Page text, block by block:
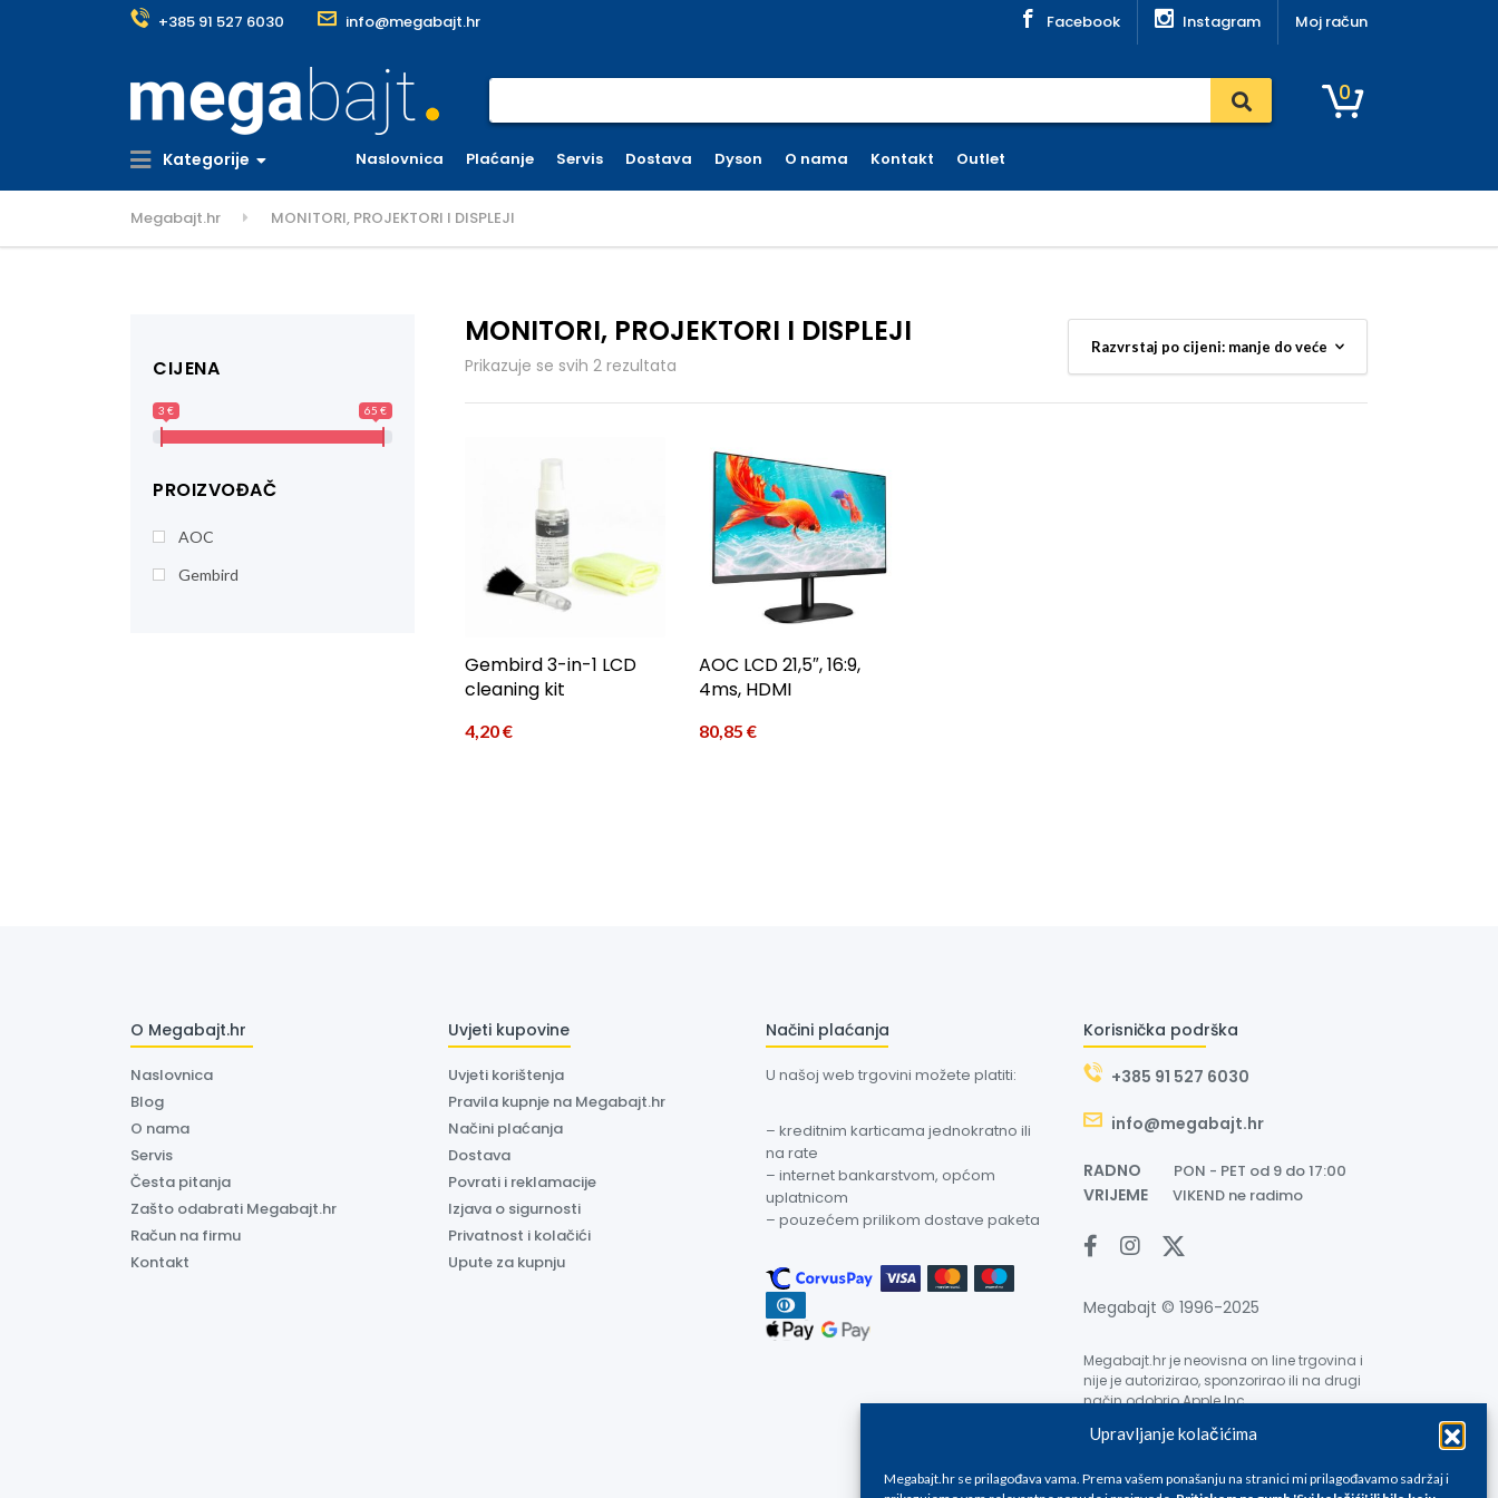
Upravljanje kolačićima
Megabajt.hr se prilagođava vama. Prema vašem ponašanju na stranici mi prilagođavamo sadržaj i
+385 91 527 6030 info@megabajt.hr Facebook Instagram Moj račun
0
Kategorije Naslovnica Plaćanje Servis Dostava Dyson O nama Kontakt Outlet
Megabajt.hr MONITORI, PROJEKTORI I DISPLEJI
MONITORI, PROJEKTORI I DISPLEJI
Prikazuje se svih 2 rezultata
Gembird 3-in-1 LCD
cleaning kit
4,20€
AOC LCD 21,5″, 16:9,
4ms, HDMI
80,85 €
CIJENA
3 € 65 €
PROIZVOĐAČ
AOC
Gembird
O Megabajt.hr
Naslovnica
Blog
O nama
Servis
Česta pitanja
Zašto odabrati Megabajt.hr
Račun na firmu
Kontakt
Uvjeti kupovine
Uvjeti korištenja
Pravila kupnje na Megabajt.hr
Načini plaćanja
Dostava
Povrati i reklamacije
Izjava o sigurnosti
Privatnost i kolačići
Upute za kupnju
Načini plaćanja
U našoj web trgovini možete platiti:
– kreditnim karticama jednokratno ili
na rate
– internet bankarstvom, općom
uplatnicom
– pouzećem prilikom dostave paketa
Korisnička podrška
+385 91 527 6030
info@megabajt.hr
RADNO PON - PET od 9 do 17:00
VRIJEME VIKEND ne radimo
Megabajt © 1996-2025
Megabajt.hr je neovisna on line trgovina i
nije je autorizirao, sponzorirao ili na drugi
način odobrio Apple Inc.